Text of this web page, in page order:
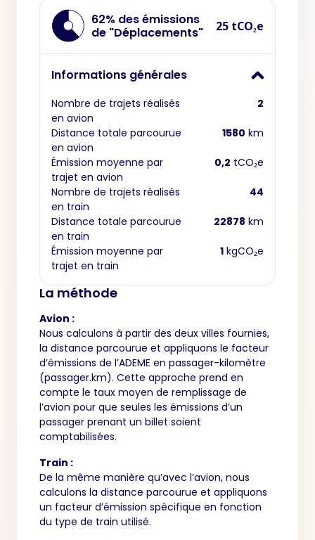
62% des émissions
de "Déplacements"
25 tCO₂e
Informations générales
Nombre de trajets réalisés
en avion
2
Distance totale parcourue
en avion
1580 km
Émission moyenne par
trajet en avion
0,2 tCO₂e
Nombre de trajets réalisés
en train
44
Distance totale parcourue
en train
22878 km
Émission moyenne par
trajet en train
1 kgCO₂e
La méthode
Avion :
Nous calculons à partir des deux villes fournies,
la distance parcourue et appliquons le facteur
d’émissions de l’ADEME en passager-kilomètre
(passager.km). Cette approche prend en
compte le taux moyen de remplissage de
l’avion pour que seules les émissions d’un
passager prenant un billet soient
comptabilisées.
Train :
De la même manière qu’avec l’avion, nous
calculons la distance parcourue et appliquons
un facteur d’émission spécifique en fonction
du type de train utilisé.